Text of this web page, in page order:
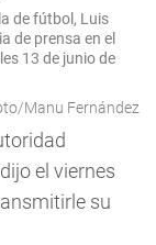
de fútbol, Luis
de prensa en el
13 de junio de
Manu Fernández
el viernes
su